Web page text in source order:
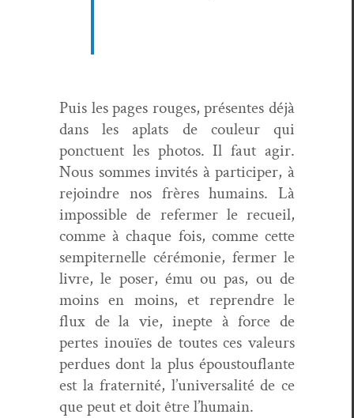
Puis les pages rouges, présentes déjà
dans les aplats de couleur qui
ponctuent les pho­tos. Il faut agir.
Nous sommes invités à par­ticiper, à
rejoin­dre nos frères humains. Là
impos­si­ble de refer­mer le recueil,
comme à chaque fois, comme cette
sem­piter­nelle céré­monie, fer­mer le
livre, le pos­er, ému ou pas, ou de
moins en moins, et repren­dre le
flux de la vie, inepte à force de
pertes inouïes de toutes ces valeurs
per­dues dont la plus épous­tou­flante
est la fra­ter­nité, l’universalité de ce
que peut et doit être l’humain.